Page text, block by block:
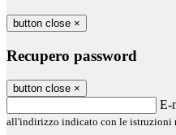
button close ×
Recupero password
button close ×
E-
all'indirizzo indicato con le istruzioni